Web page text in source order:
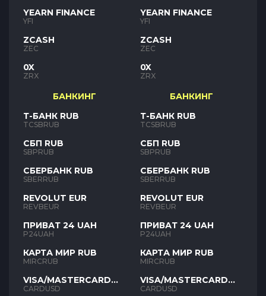
YEARN FINANCE
YFI
ZCASH
ZEC
0X
ZRX
БАНКИНГ
Т-БАНК RUB
TCSBRUB
СБП RUB
SBPRUB
СБЕРБАНК RUB
SBERRUB
REVOLUT EUR
REVBEUR
ПРИВАТ 24 UAH
P24UAH
КАРТА МИР RUB
MIRCRUB
VISA/MASTERCARD
USD
CARDUSD
YEARN FINANCE
YFI
ZCASH
ZEC
0X
ZRX
БАНКИНГ
Т-БАНК RUB
TCSBRUB
СБП RUB
SBPRUB
СБЕРБАНК RUB
SBERRUB
REVOLUT EUR
REVBEUR
ПРИВАТ 24 UAH
P24UAH
КАРТА МИР RUB
MIRCRUB
VISA/MASTERCARD
USD
CARDUSD